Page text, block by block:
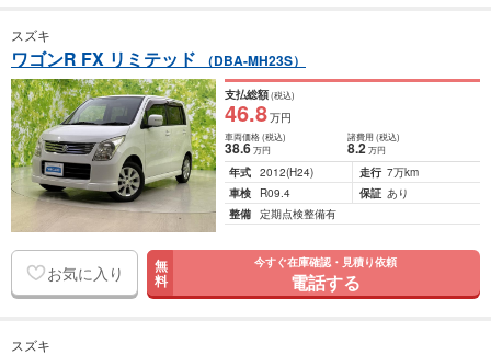
スズキ
ワゴンR FX リミテッド （DBA-MH23S）
支払総額(税込)
46.8万円
車両価格(税込)
38.6万円
諸費用 (税込)
8.2 万円
年式 2012(H24) 走行 7万km
車検
R09.4 保証 あり
整備 定期点検整備有
お気に入り 無
料
今すぐ在庫確認・見積り依頼
電話する
スズキ